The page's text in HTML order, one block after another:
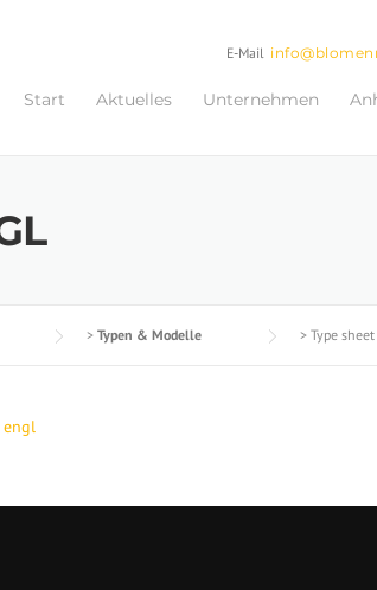
E-Mail
Start Aktuelles Unternehmen
> Typen & Modelle > Type
engl